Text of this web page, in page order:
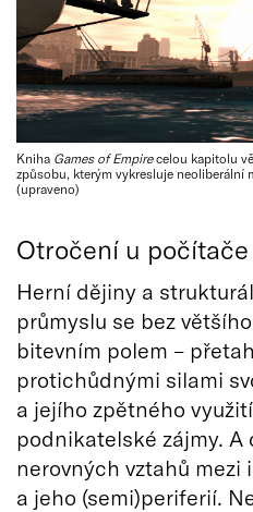
Kniha Games of Empirecelou kapitolu
způsobu, kterým vykresluje neoliberální
(upraveno)
Otročení u počítače
Herní dějiny a
průmyslu se bez
bitevním polem –
protichůdnými silami
a jejího zpětného
podnikatelské zájmy. A
nerovných vztahů
a jeho (semi)periferií.